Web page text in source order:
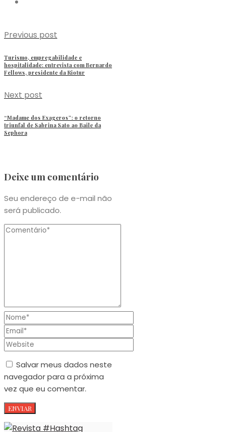
Previous post
Turismo, empregabilidade e
hospitalidade: entrevista com Bernardo
Fellows, presidente da Riotur
Next post
“Madame dos Exageros”: o retorno
triunfal de Sabrina Sato ao Baile da
Sephora
Deixe um comentário
Seu endereço de e-mail não
será publicado.
Salvar meus dados neste
navegador para a próxima
vez que eu comentar.